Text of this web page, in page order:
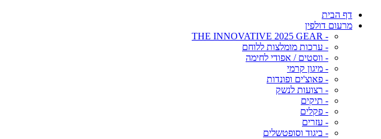
דף הבית
מרעום דולפין
- THE INNOVATIVE 2025 GEAR
- ערכות מומלצות ללוחם
- ווסטים / אפודי לחימה
- מיגון קרמי
- פאוצ'ים ופונדות
- רצועות לנשק
- תיקים
- פקלים
- עזרים
- ביגוד וסופטשלים